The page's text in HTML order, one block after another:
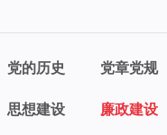
党的历史 党章党规
思想建设 廉政建设